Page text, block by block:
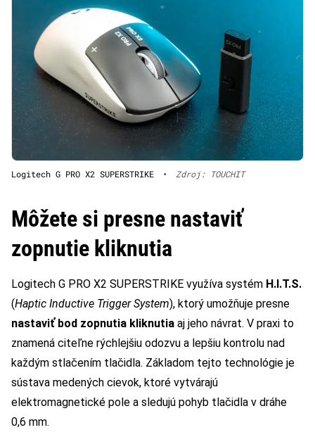
Logitech G PRO X2 SUPERSTRIKE • Zdroj: TOUCHIT
Môžete si presne nastaviť
zopnutie kliknutia
Logitech G PRO X2 SUPERSTRIKE využíva systém H.I.T.S.
(Haptic Inductive Trigger System), ktorý umožňuje presne
nastaviť bod zopnutia kliknutia aj jeho návrat. V praxi to
znamená citeľne rýchlejšiu odozvu a lepšiu kontrolu nad
každým stlačením tlačidla. Základom tejto technológie je
sústava medených cievok, ktoré vytvárajú
elektromagnetické pole a sledujú pohyb tlačidla v dráhe
0,6 mm.